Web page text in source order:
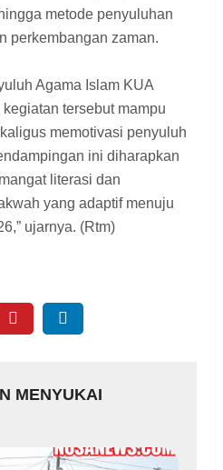
metode penyuluhan
perkembangan zaman.
Agama Islam KUA
tersebut mampu
memotivasi penyuluh
ini diharapkan
literasi dan
yang adaptif menuju
ujarnya. (Rtm)
MENYUKAI